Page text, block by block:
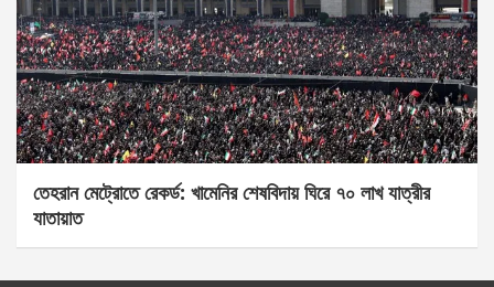
তেহরান মেট্রোতে রেকর্ড: খামেনির শেষবিদায় ঘিরে ৭০ লাখ যাত্রীর
যাতায়াত